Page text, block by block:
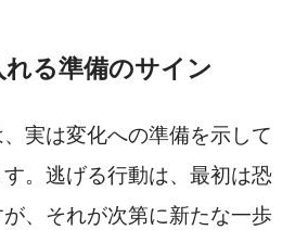
る準備のサイン
実は変化への準備を示して
。逃げる行動は、最初は恐
、それが次第に新たな一歩